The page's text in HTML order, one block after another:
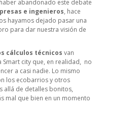
abandonado este debate
e ingenieros, hace
hayamos dejado pasar una
para dar nuestra visión de
cálculos técnicos van
Smart city que, en realidad, no
a casi nadie. Lo mismo
los ecobarrios y otros
allá de detalles bonitos,
mal que bien en un momento